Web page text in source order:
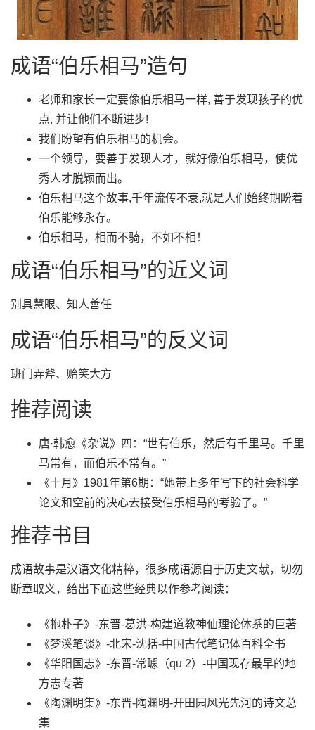
成语“伯乐相马”造句
老师和家长一定要像伯乐相马一样, 善于发现孩子的优
点, 并让他们不断进步!
我们盼望有伯乐相马的机会。
一个领导，要善于发现人才，就好像伯乐相马，使优
秀人才脱颖而出。
伯乐相马这个故事,千年流传不衰,就是人们始终期盼着
伯乐能够永存。
伯乐相马，相而不骑，不如不相！
成语“伯乐相马”的近义词
别具慧眼、知人善任
成语“伯乐相马”的反义词
班门弄斧、贻笑大方
推荐阅读
唐·韩愈《杂说》四：“世有伯乐，然后有千里马。千里
马常有，而伯乐不常有。”
《十月》1981年第6期：“她带上多年写下的社会科学
论文和空前的决心去接受伯乐相马的考验了。”
推荐书目
成语故事是汉语文化精粹，很多成语源自于历史文献，切勿
断章取义，给出下面这些经典以作参考阅读：
《抱朴子》-东晋-葛洪-构建道教神仙理论体系的巨著
《梦溪笔谈》-北宋-沈括-中国古代笔记体百科全书
《华阳国志》-东晋-常璩（qu 2）-中国现存最早的地
方志专著
《陶渊明集》-东晋-陶渊明-开田园风光先河的诗文总
集